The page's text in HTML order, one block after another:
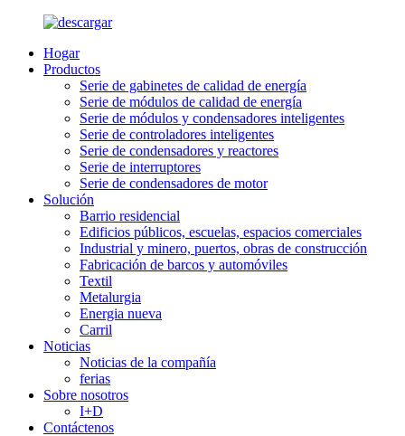
Hogar
Productos
Serie de gabinetes de calidad de energía
Serie de módulos de calidad de energía
Serie de módulos y condensadores inteligentes
Serie de controladores inteligentes
Serie de condensadores y reactores
Serie de interruptores
Serie de condensadores de motor
Solución
Barrio residencial
Edificios públicos, escuelas, espacios comerciales
Industrial y minero, puertos, obras de construcción
Fabricación de barcos y automóviles
Textil
Metalurgia
Energia nueva
Carril
Noticias
Noticias de la compañía
ferias
Sobre nosotros
I+D
Contáctenos